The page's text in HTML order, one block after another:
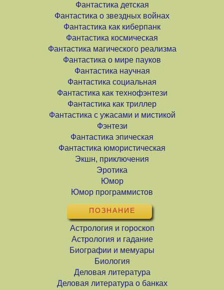
Фантастика детская
Фантастика о звездных войнах
Фантастика как киберпанк
Фантастика космическая
Фантастика магического реализма
Фантастика о мире пауков
Фантастика научная
Фантастика социальная
Фантастика как технофэнтези
Фантастика как триллер
Фантастика с ужасами и мистикой
Фэнтези
Фантастика эпическая
Фантастика юмористическая
Экшн, приключения
Эротика
Юмор
Юмор программистов
ПОЗНАНИЕ
Астрология и гороскоп
Астрология и гадание
Биографии и мемуары
Биология
Деловая литература
Деловая литература о банках